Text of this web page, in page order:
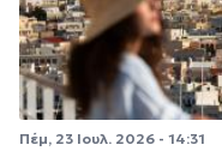
Πέμ, 23 Ιουλ. 2026 - 14:31